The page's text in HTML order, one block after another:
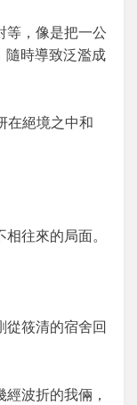
等，像是把一公
隨時導致泛濫成
在絕境之中和
往來的局面。
從筱清的宿舍回
波折的我倆，